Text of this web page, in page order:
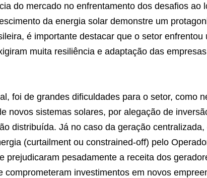
do mercado no enfrentamento dos desafios ao
da energia solar demonstre um
é importante destacar que o setor enfrentou
muita resiliência e adaptação das
foi de grandes dificuldades para o setor, como
novos sistemas solares, por alegação de
distribuída. Já no caso da geração
(curtailment ou constrained-off) pelo
prejudicaram pesadamente a receita dos
comprometeram investimentos em novos